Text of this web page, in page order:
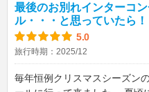
最後のお別れインターコ
ル・・・と思っていたら！
5.0
旅行時期：2025/12
毎年恒例クリスマスシーズン